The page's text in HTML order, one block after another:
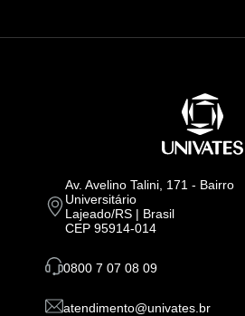
Av. Avelino Talini, 171 - Bairro
Universitário
Lajeado/RS | Brasil
CEP 95914-014
0800 7 07 08 09
atendimento@univates.br